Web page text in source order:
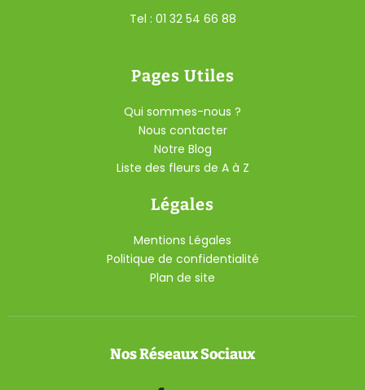
Tel : 01 32 54 66 88
Pages Utiles
Qui sommes-nous ?
Nous contacter
Notre Blog
Liste des fleurs de A à Z
Légales
Mentions Légales
Politique de confidentialité
Plan de site
Nos Réseaux Sociaux